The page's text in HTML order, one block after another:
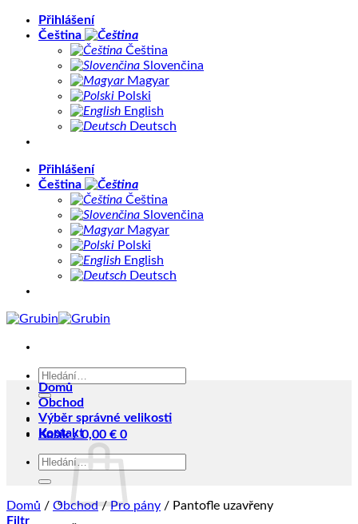
PřeskočitPřihlášení
Čeština
Čeština
Slovenčina
Magyar
Polski
English
Deutsch
Přihlášení
Čeština
Čeština
Slovenčina
Magyar
Polski
English
Deutsch
Hledat:
Košík /0,00 € 0
Domů
Obchod
Výběr správné velikosti
Kontakt
Hledat:
Domů / Obchod / Pro pány / Pantofle uzavřeny
Filtr